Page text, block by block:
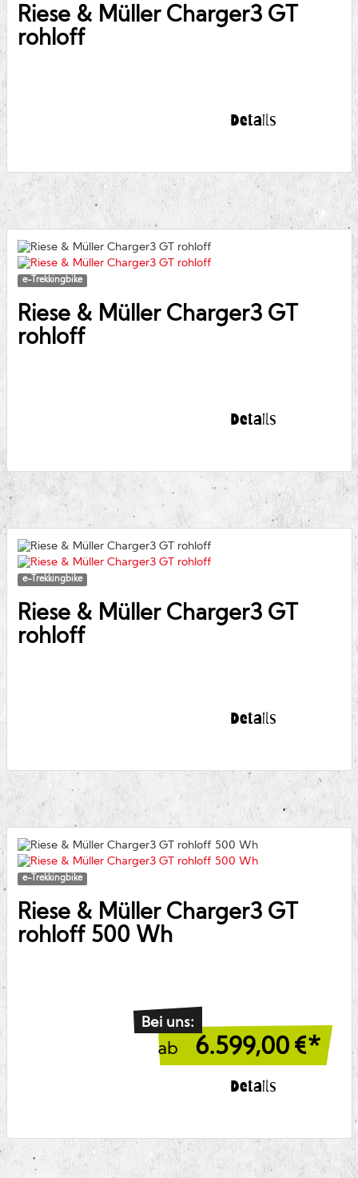
Riese & MüllerCharger3 GT
rohloff
Details
e-Trekkingbike
Riese & MüllerCharger3 GT
rohloff
Details
e-Trekkingbike
Riese & MüllerCharger3 GT
rohloff
Details
e-Trekkingbike
Riese & MüllerCharger3 GT
rohloff 500 Wh
Bei uns:
ab 6.599,00 €*
Details